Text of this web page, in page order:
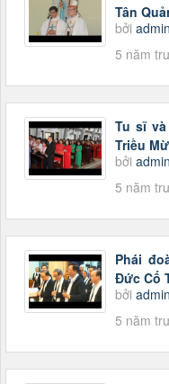
Tân
bởi
5 năm
Tu sĩ
Triều
bởi
5 năm
Phái
Đức Cố
bởi
5 năm